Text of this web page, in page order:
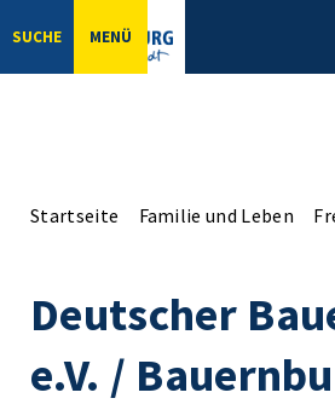
SUCHE MENÜ
Startseite Familie und Leben
Deutscher
e.V. /